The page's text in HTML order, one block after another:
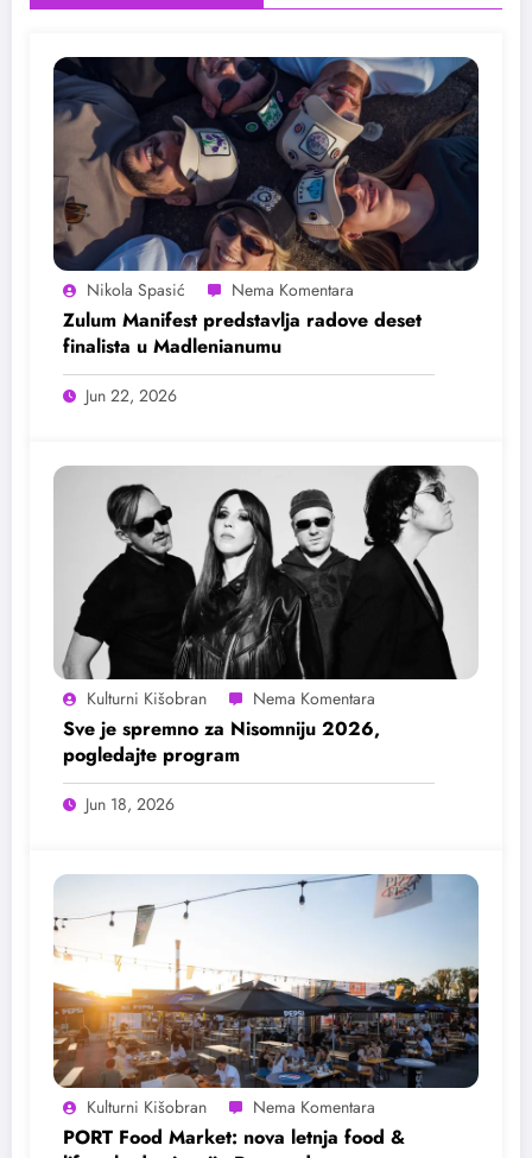
Nikola Spasić
Zulum Manifest predstavlja radove deset
finalista u Madlenianumu
Jun 22, 2026
Kulturni Kišobran
Sve je spremno za Nisomniju 2026,
pogledajte program
Jun 18, 2026
Kulturni Kišobran
PORT Food Market: nova letnja food &